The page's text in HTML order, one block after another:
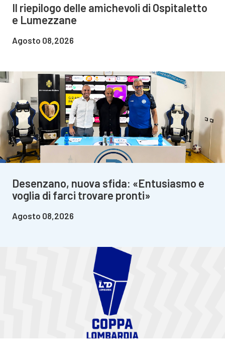
Il riepilogo delle amichevoli di Ospitaletto
e Lumezzane
Agosto 08,2026
Desenzano, nuova sfida: «Entusiasmo e
voglia di farci trovare pronti»
Agosto 08,2026